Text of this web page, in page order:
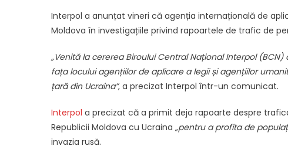
Interpol a anunțat vineri că agenția internațională de
Moldova în investigațiile privind rapoartele de trafic de
„Venită la cererea Biroului Central Național Interpol
fața locului agențiilor de aplicare a legii și agențiilor
țară din Ucraina”, a precizat Interpol într-un comunicat.
Interpol a precizat că a primit deja rapoarte despre
Republicii Moldova cu Ucraina „pentru a profita de
invazia rusă.